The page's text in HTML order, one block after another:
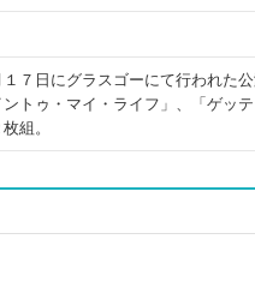
７日にグラスゴーにて行われた
トゥ・マイ・ライフ」、「ゲッ
組。